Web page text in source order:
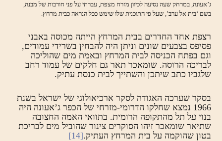
ג’אעונה, במרחק שעה נסיעה לכיוון מזרח מצפת, עברתי על פני חורבות של מבנה,
בשם ‘בית אל ערב’, שעל פי התוכנית שלו שימש ככל הנראה כבית מרחץ.
רצפת אחד החדרים בבית המרחץ הייתה מכוסה באבני
פסיפס בצבעים שונים וניתן היה להבחין בשרידי עמודים,
וגם בפתח הכניסה לבית המרחץ ובאמת מים שהוליכה
לבריכה הרוסה. שומאכר תאר גם חלקים של עמוד רחב
שלגביו כתב שיתכן והשתייך לבית כנסת עתיק.
בסקר שערכה האגודה לסקר ארכיאולוגי של ישראל בשנת
1966 נמצא שחלקו הדרומי-מזרחי של הכפר ג’אעונה היה
בנוי על תל מהתקופה הרומית. בתוואי האמה החצובה
שתיאר שומאכר זיהו הסוקרים צינור שהוביל מים לבריכת
בטון שהוקמה על בית המרחץ העתיק.[14]